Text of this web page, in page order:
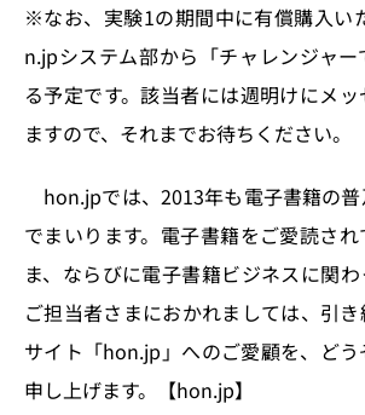
※なお、実験1の期間中に有償購入い
n.jpシステム部から「チャレンジャ
る予定です。該当者には週明けにメ
ますので、それまでお待ちください。
hon.jpでは、2013年も電子書籍の
でまいります。電子書籍をご愛読さ
ま、ならびに電子書籍ビジネスに関
ご担当者さまにおかれましては、引
サイト「hon.jp」へのご愛顧を、ど
申し上げます。【hon.jp】